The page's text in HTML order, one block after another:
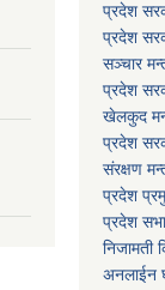
प्रदेश
प्रदेश
सञ्चार
प्रदेश
खेलकुद
प्रदेश
संरक्षण
प्रदेश
प्रदेश
निजामती
अनलाईन